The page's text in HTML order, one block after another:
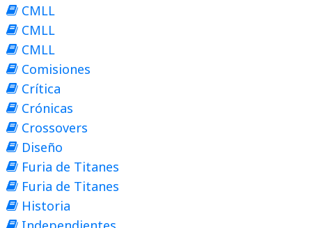
CMLL
CMLL
CMLL
Comisiones
Crítica
Crónicas
Crossovers
Diseño
Furia de Titanes
Furia de Titanes
Historia